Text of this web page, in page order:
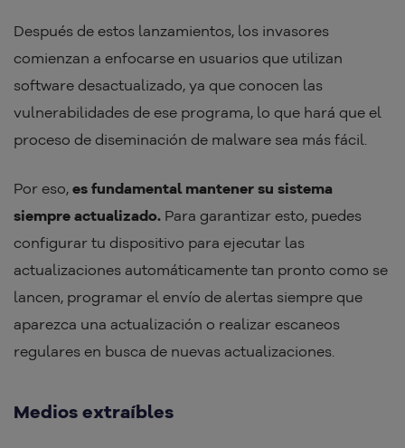
Después de estos lanzamientos, los invasores
comienzan a enfocarse en usuarios que utilizan
software desactualizado, ya que conocen las
vulnerabilidades de ese programa, lo que hará que el
proceso de diseminación de malware sea más fácil.
Por eso, es fundamental mantener su sistema
siempre actualizado. Para garantizar esto, puedes
configurar tu dispositivo para ejecutar las
actualizaciones automáticamente tan pronto como se
lancen, programar el envío de alertas siempre que
aparezca una actualización o realizar escaneos
regulares en busca de nuevas actualizaciones.
Medios extraíbles